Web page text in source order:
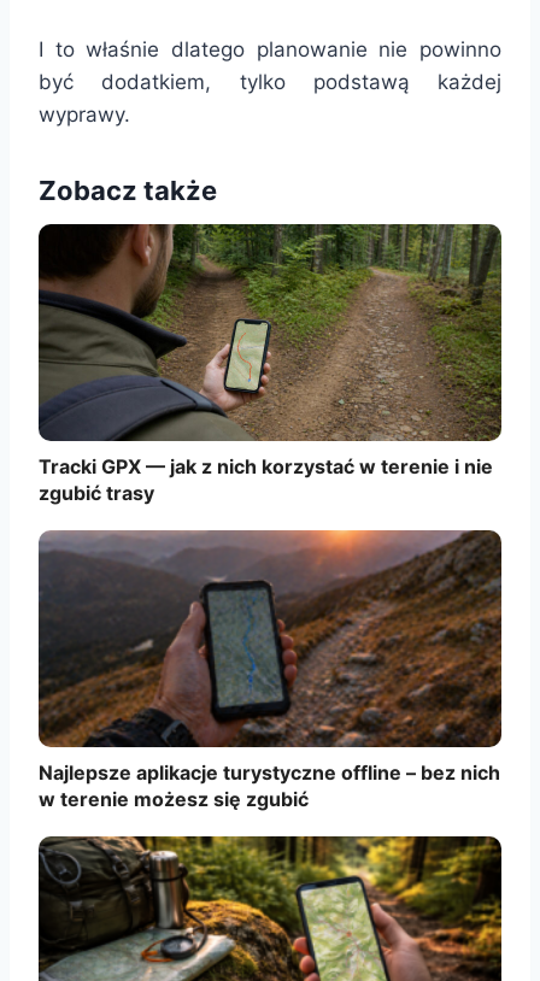
I to właśnie dlatego planowanie nie powinno
być dodatkiem, tylko podstawą każdej
wyprawy.
Zobacz także
Tracki GPX — jak z nich korzystać w terenie i nie
zgubić trasy
Najlepsze aplikacje turystyczne offline – bez nich
w terenie możesz się zgubić